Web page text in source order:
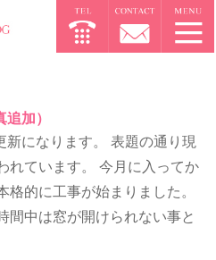
加）
になります。 表題の通り現
れています。 今月に入ってか
格的に工事が始まりました。
間中は窓が開けられない事と